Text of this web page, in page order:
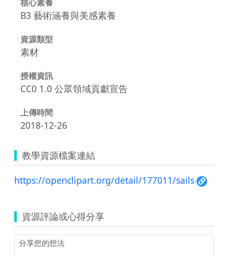
核心素養
B3 藝術涵養與美感素養
資源類型
素材
授權資訊
CC0 1.0 公眾領域貢獻宣告
上傳時間
2018-12-26
教學資源檔案連結
https://openclipart.org/detail/177011/sails
資源評論或心得分享